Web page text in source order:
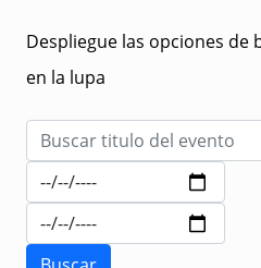
Despliegue las opciones de
en la lupa